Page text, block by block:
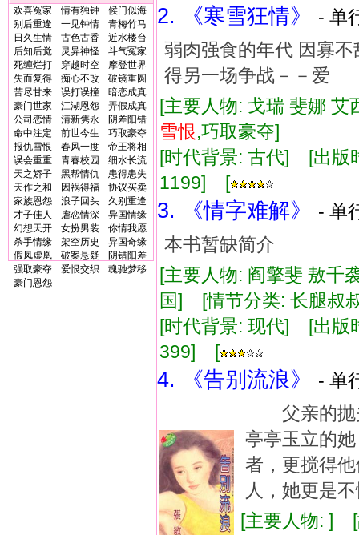
欢喜冤家 情有独钟
候门似海
别后重逢
一见钟情
青梅竹马
日久生情
古色古香
近水楼台
后知后觉
灵异神怪
斗气冤家
死缠烂打
穿越时空
摩登世界
失而复得
痴心不改
破镜重圆
苦尽甘来
误打误撞
暗恋成真
豪门世家
江湖恩怨
弄假成真
公司恋情
清新隽永
阴差阳错
命中注定
前世今生
巧取豪夺
报仇雪恨
春风一度
帝王将相
误会重重
青春校园
细水长流
天之娇子
黑帮情仇
患得患失
天作之和
因祸得福
协议买卖
家族恩怨
浪子回头
久别重逢
才子佳人
虐恋情深
异国情缘
幻想天开
女扮男装
你情我愿
杀手情缘
架空历史
异国奇缘
假凤虚凰
破案悬疑
阴错阳差
强取豪夺
爱恨交织
魂驰梦移
豪门恩怨
2. 《寒雪狂情》
- 单
弱肉强食的年代 因寡
得另一场争战－－爱
[主要人物: 戈瑞 斐娜
雪恨,巧取豪夺]
[时代背景: 古代] [出
1199] [
3. 《情字难解》
- 单
本书暂缺简介
[主要人物: 阎擎斐 敖千
国] [情节分类: 长腿叔
[时代背景: 现代] [出
399] [
4. 《告别流浪》
- 单
父亲的抛夫
亭亭玉立的
者，更搅得
人，她更是
[主要人物: ]